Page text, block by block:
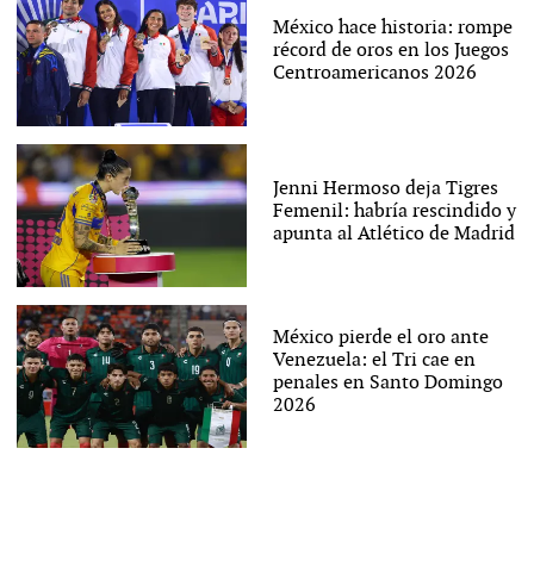
México hace historia: rompe
récord de oros en los Juegos
Centroamericanos 2026
Jenni Hermoso deja Tigres
Femenil: habría rescindido y
apunta al Atlético de Madrid
México pierde el oro ante
Venezuela: el Tri cae en
penales en Santo Domingo
2026